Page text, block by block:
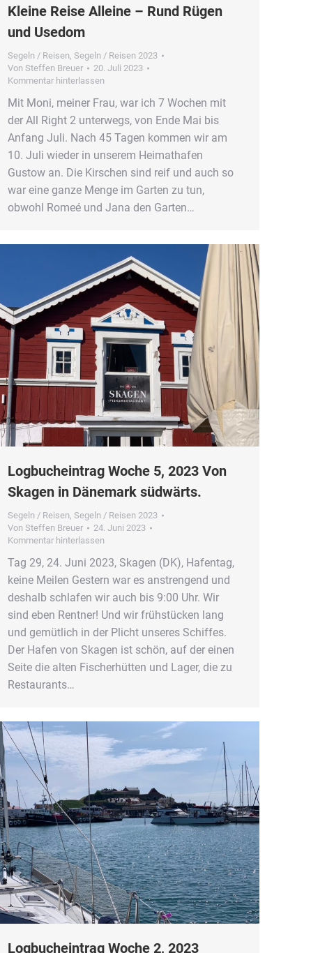
Kleine Reise Alleine – Rund Rügen
und Usedom
Segeln / Reisen, Segeln / Reisen 2023
Von Steffen Breuer
20. Juli 2023
Kommentar hinterlassen
Mit Moni, meiner Frau, war ich 7 Wochen mit
der All Right 2 unterwegs, von Ende Mai bis
Anfang Juli. Nach 45 Tagen kommen wir am
10. Juli wieder in unserem Heimathafen
Gustow an. Die Kirschen sind reif und auch so
war eine ganze Menge im Garten zu tun,
obwohl Romeé und Jana den Garten…
Logbucheintrag Woche 5, 2023 Von
Skagen in Dänemark südwärts.
Segeln / Reisen, Segeln / Reisen 2023
Von Steffen Breuer
24. Juni 2023
Kommentar hinterlassen
Tag 29, 24. Juni 2023, Skagen (DK), Hafentag,
keine Meilen Gestern war es anstrengend und
deshalb schlafen wir auch bis 9:00 Uhr. Wir
sind eben Rentner! Und wir frühstücken lang
und gemütlich in der Plicht unseres Schiffes.
Der Hafen von Skagen ist schön, auf der einen
Seite die alten Fischerhütten und Lager, die zu
Restaurants…
Logbucheintrag Woche 2, 2023